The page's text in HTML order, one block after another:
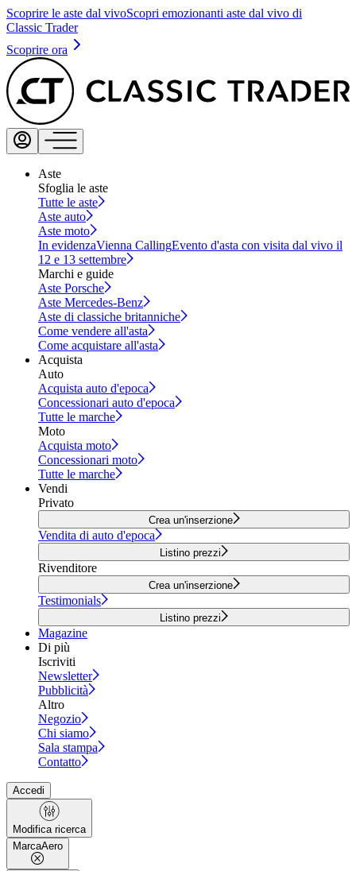
Scoprire le aste dal vivoScopri emozionanti aste dal vivo di
Classic Trader
Scoprire ora
Aste
Sfoglia le aste
Tutte le aste
Aste auto
Aste moto
In evidenzaVienna CallingEvento d'asta con visita dal vivo il
12 e 13 settembre
Marchi e guide
Aste Porsche
Aste Mercedes-Benz
Aste di classiche britanniche
Come vendere all'asta
Come acquistare all'asta
Acquista
Auto
Acquista auto d'epoca
Concessionari auto d'epoca
Tutte le marche
Moto
Acquista moto
Concessionari moto
Tutte le marche
Vendi
Privato
Crea un'inserzione
Vendita di auto d'epoca
Listino prezzi
Rivenditore
Crea un'inserzione
Testimonials
Listino prezzi
Magazine
Di più
Iscriviti
Newsletter
Pubblicità
Altro
Negozio
Chi siamo
Sala stampa
Contatto
Accedi
Modifica ricerca
MarcaAero